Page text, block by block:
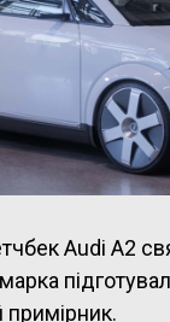
Audi A2
примірник.